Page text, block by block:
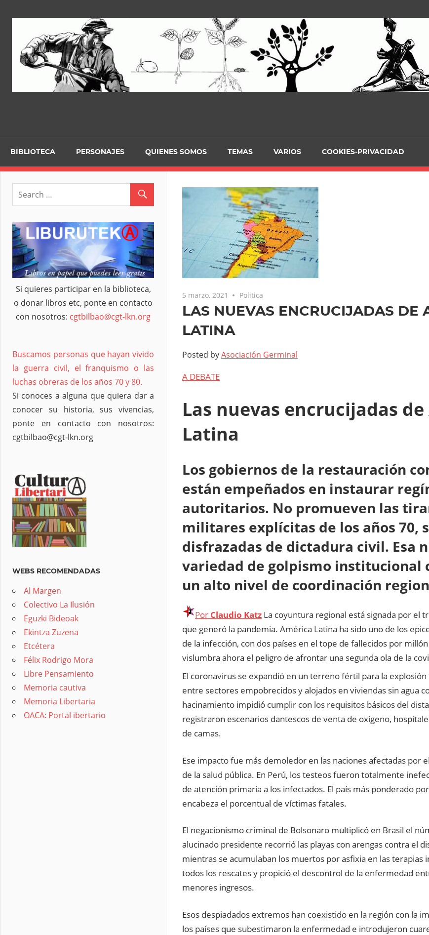
BIBLIOTECA PERSONAJES QUIENES SOMOS TEMAS VARIOS COOKIES-PRIVACIDAD
5 marzo, 2021 Politica
LAS NUEVAS ENCRUCIJADAS DE
LATINA
Posted byAsociación Germinal
A DEBATE
Las nuevas encrucijadas
Latina
Los gobiernos de la restauración
están empeñados en instaurar
autoritarios. No promueven las
militares explícitas de los años 70,
disfrazadas de dictadura civil. Esa
variedad de golpismo institucional
un alto nivel de coordinación
Por Claudio Katz La coyuntura regional está signada por el
que generó la pandemia. América Latina ha sido uno de los
de la infección, con dos países en el tope de fallecidos por
vislumbra ahora el peligro de afrontar una segunda ola de la
El coronavirus se expandió en un terreno fértil para la explosión
entre sectores empobrecidos y alojados en viviendas sin agua
hacinamiento impidió cumplir con los requisitos básicos del
registraron escenarios dantescos de venta de oxígeno,
de camas.
Ese impacto fue más demoledor en las naciones afectadas por
de la salud pública. En Perú, los testeos fueron totalmente
de atención primaria a los infectados. El país más ponderado
encabeza el porcentual de víctimas fatales.
El negacionismo criminal de Bolsonaro multiplicó en Brasil el
alucinado presidente recorrió las playas con arengas contra el
mientras se acumulaban los muertos por asfixia en las terapias
todos los rescates y propició el descontrol de la enfermedad
menores ingresos.
Esos despiadados extremos han coexistido en la región con la
los países que subestimaron la enfermedad e introdujeron
Si quieres participar en la biblioteca,
o donar libros etc, ponte en contacto
con nosotros: cgtbilbao@cgt-lkn.org
Buscamos personas que hayan vivido
la guerra civil, el franquismo o las
luchas obreras de los años 70 y 80.
Si conoces a alguna que quiera dar a
conocer su historia, sus vivencias,
ponte en contacto con nosotros:
cgtbilbao@cgt-lkn.org
WEBS RECOMENDADAS
Al Margen
Colectivo La Ilusión
Eguzki Bideoak
Ekintza Zuzena
Etcétera
Félix Rodrigo Mora
Libre Pensamiento
Memoria cautiva
Memoria Libertaria
OACA: Portal ibertario